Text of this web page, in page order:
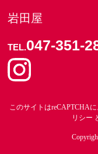
岩田屋
TEL.047-351-
このサイトはreCAPTCHA
リシー